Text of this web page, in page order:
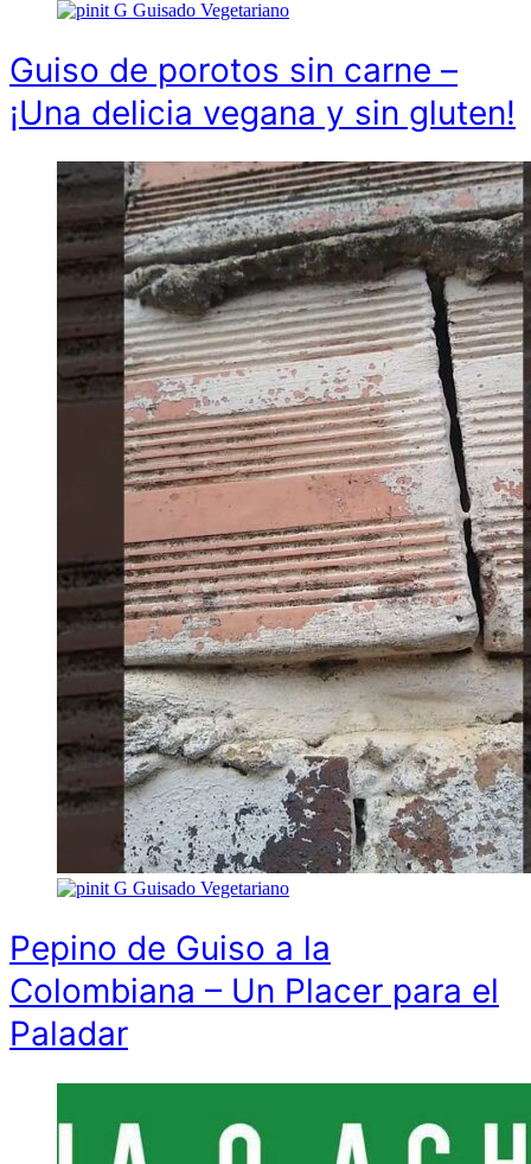
G Guisado Vegetariano
Guiso de porotos sin carne –
¡Una delicia vegana y sin gluten!
G Guisado Vegetariano
Pepino de Guiso a la
Colombiana – Un Placer para el
Paladar